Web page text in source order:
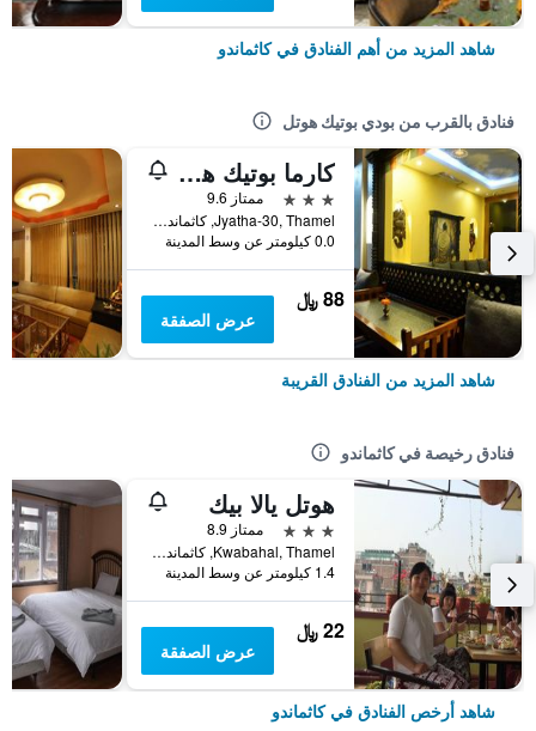
شاهد المزيد من أهم الفنادق في كاثماندو
فنادق بالقرب من بودي بوتيك هوتل
كارما بوتيك هوتل
3 نجوم
ممتاز 9.6
Jyatha-30, Thamel, كاثماندو, نيبال
0.0 كيلومتر عن وسط المدينة
88 ﷼
عرض الصفقة
شاهد المزيد من الفنادق القريبة
فنادق رخيصة في كاثماندو
هوتل يالا بيك
3 نجوم
ممتاز 8.9
Kwabahal, Thamel, كاثماندو, نيبال
1.4 كيلومتر عن وسط المدينة
22 ﷼
عرض الصفقة
شاهد أرخص الفنادق في كاثماندو